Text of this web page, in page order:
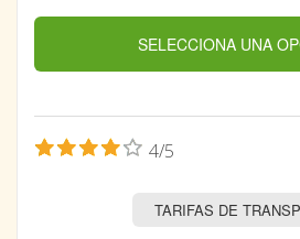
SELECCIONA UNA
4/5
TARIFAS DE